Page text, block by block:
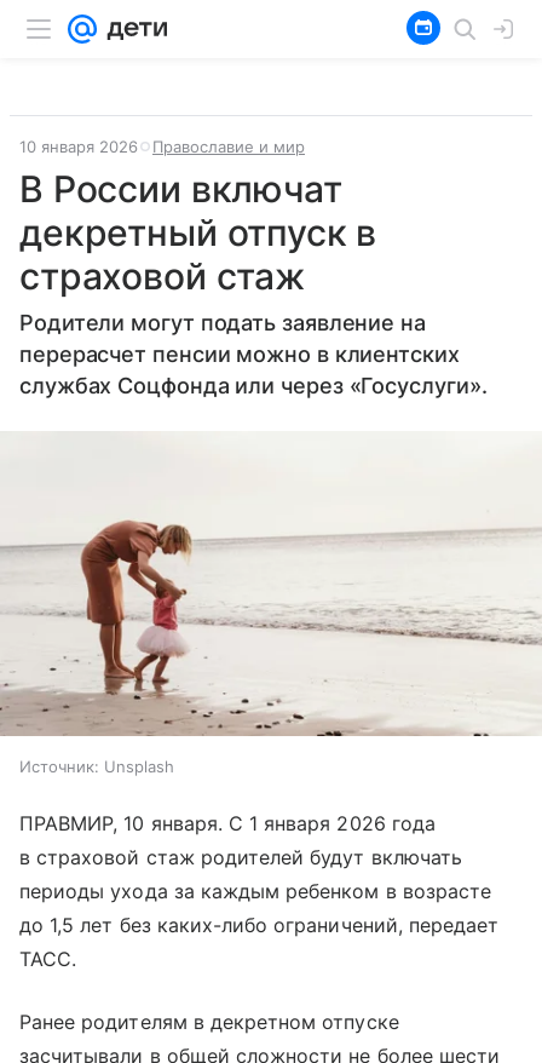
10 января 2026 Православие и мир
В России включат
декретный отпуск в
страховой стаж
Родители могут подать заявление на
перерасчет пенсии можно в клиентских
службах Соцфонда или через «Госуслуги».
Источник: Unsplash
ПРАВМИР, 10 января. С 1 января 2026 года
в страховой стаж родителей будут включать
периоды ухода за каждым ребенком в возрасте
до 1,5 лет без каких-либо ограничений, передает
ТАСС.
Ранее родителям в декретном отпуске
засчитывали в общей сложности не более шести